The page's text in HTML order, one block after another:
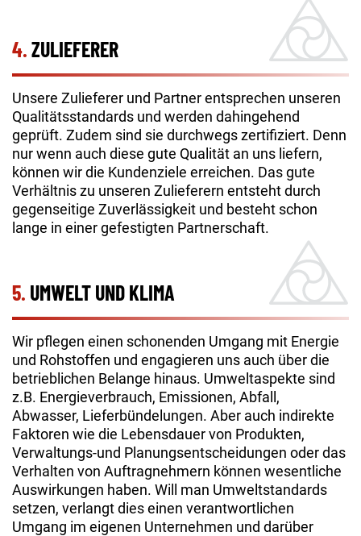
4.ZULIEFERER
Unsere Zulieferer und Partner entsprechen unseren
Qualitätsstandards und werden dahingehend
geprüft. Zudem sind sie durchwegs zertifiziert. Denn
nur wenn auch diese gute Qualität an uns liefern,
können wir die Kundenziele erreichen. Das gute
Verhältnis zu unseren Zulieferern entsteht durch
gegenseitige Zuverlässigkeit und besteht schon
lange in einer gefestigten Partnerschaft.
5. UMWELT UND KLIMA
Wir pflegen einen schonenden Umgang mit Energie
und Rohstoffen und engagieren uns auch über die
betrieblichen Belange hinaus. Umweltaspekte sind
z.B. Energieverbrauch, Emissionen, Abfall,
Abwasser, Lieferbündelungen. Aber auch indirekte
Faktoren wie die Lebensdauer von Produkten,
Verwaltungs-und Planungsentscheidungen oder das
Verhalten von Auftragnehmern können wesentliche
Auswirkungen haben. Will man Umweltstandards
setzen, verlangt dies einen verantwortlichen
Umgang im eigenen Unternehmen und darüber